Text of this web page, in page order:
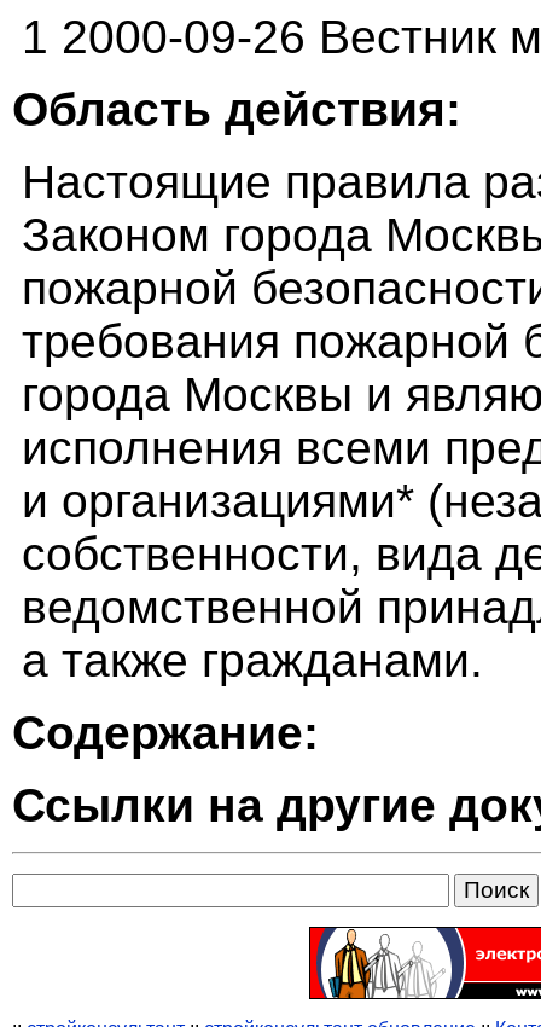
1 2000-09-26 Вестник
Область действия:
Настоящие правила
Законом города
пожарной
требования пожарной
города Москвы и
исполнения всеми
и организациями*
собственности, вида
ведомственной
а также гражданами.
Содержание:
Ссылки на другие